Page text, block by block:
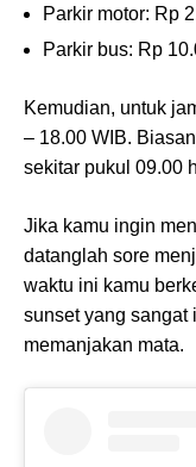
Parkir motor: Rp
Parkir bus: Rp
Kemudian, untuk
– 18.00 WIB.
sekitar pukul 09.00
Jika kamu ingin
datanglah sore
waktu ini kamu
sunset yang sangat
memanjakan mata.